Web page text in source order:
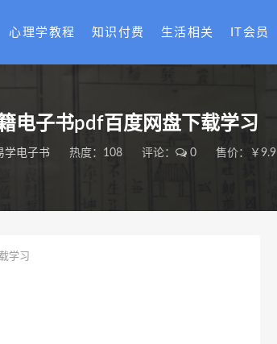
心理学教程 知识付费 生活相关 IT会员
电子书pdf百度网盘下载学习
学电子书 热度：108 评论： 0 售价：￥9.9
学习